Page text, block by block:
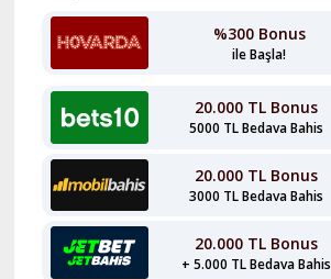
%300 Bonus
ile Başla!
20.000 TL Bonus
5000 TL Bedava Bahis
20.000 TL Bonus
3000 TL Bedava Bahis
20.000 TL Bonus
+ 5.000 TL Bedava Bahis